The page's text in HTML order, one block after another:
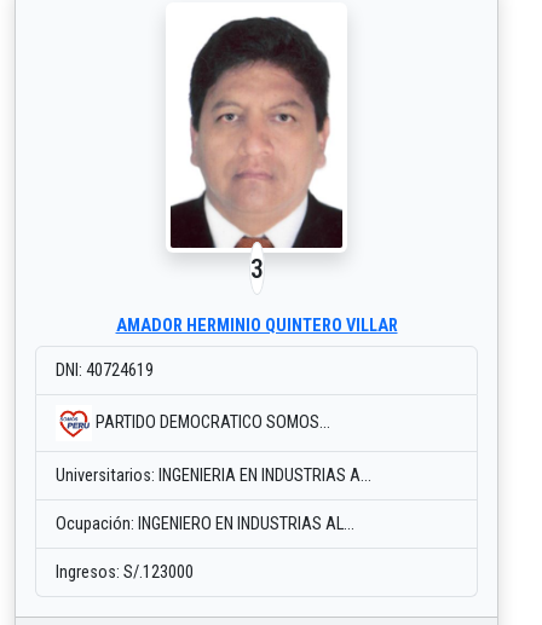
3
AMADOR HERMINIO QUINTERO VILLAR
DNI: 40724619
PARTIDO DEMOCRATICO SOMOS...
Universitarios: INGENIERIA EN INDUSTRIAS A...
Ocupación: INGENIERO EN INDUSTRIAS AL...
Ingresos: S/.123000